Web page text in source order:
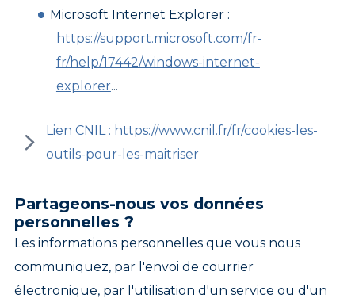
Microsoft Internet Explorer :
https://support.microsoft.com/fr-
fr/help/17442/windows-internet-
explorer...
Lien CNIL : https://www.cnil.fr/fr/cookies-les-
outils-pour-les-maitriser
Partageons-nous vos données
personnelles ?
Les informations personnelles que vous nous
communiquez, par l'envoi de courrier
électronique, par l'utilisation d'un service ou d'un